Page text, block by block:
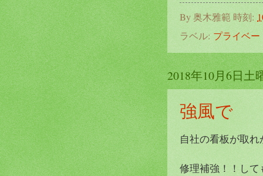
By奥木雅範 時刻:
ラベル: プライベー
2018年10月6日土
強風で
自社の看板が取
修理補強！！し